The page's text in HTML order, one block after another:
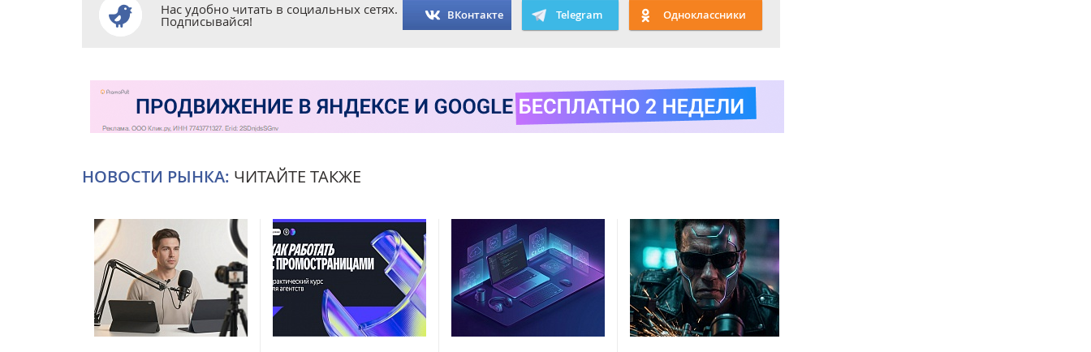
Нас удобно читать в социальных сетях.
Подписывайся! ВКонтакте Telegram Одноклассники
НОВОСТИ РЫНКА: ЧИТАЙТЕ ТАКЖЕ